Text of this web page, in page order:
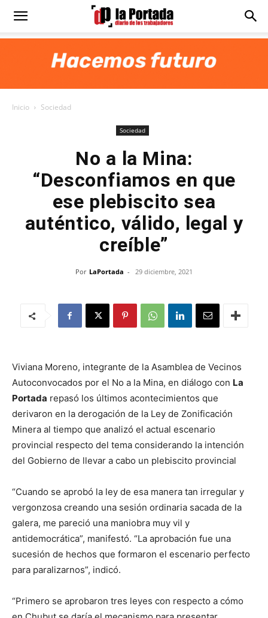
Diario
Inicio Sociedad
Sociedad
No a la Mina:
“Desconfiamos en que
ese plebiscito sea
auténtico, válido, legal y
creíble”
Por LaPortada - 29 diciembre, 2021
Viviana Moreno, integrante de la Asamblea de Vecinos
Autoconvocados por el No a la Mina, en diálogo con La
Portada repasó los últimos acontecimientos que
derivaron en la derogación de la Ley de Zonificación
Minera al tiempo que analizó el actual escenario
provincial respecto del tema considerando la intención
del Gobierno de llevar a cabo un plebiscito provincial
“Cuando se aprobó la ley de esa manera tan irregular y
vergonzosa creando una sesión ordinaria sacada de la
galera, me pareció una maniobra muy vil y
antidemocrática”, manifestó. “La aprobación fue una
sucesión de hechos que formaron el escenario perfecto
para paralizarnos”, indicó.
“Primero se aprobaron tres leyes con respecto a cómo